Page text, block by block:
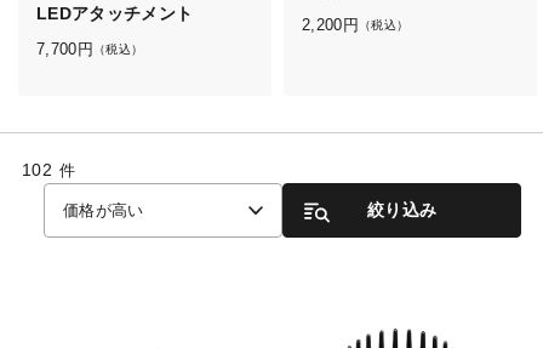
LEDアタッチメント
7,700円 （税込）
2,200円 （税込）
102 件
価格が高い 絞り込み